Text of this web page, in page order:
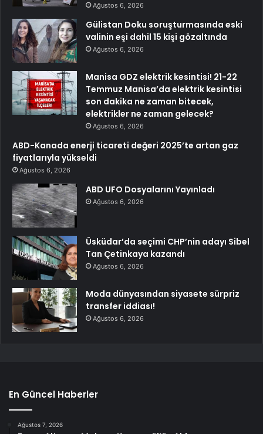
Ağustos 6, 2026
Gülistan Doku soruşturmasında eski
valinin eşi dahil 15 kişi gözaltında
Ağustos 6, 2026
Manisa GDZ elektrik kesintisi! 21-22
Temmuz Manisa’da elektrik kesintisi
son dakika ne zaman bitecek,
elektrikler ne zaman gelecek?
Ağustos 6, 2026
ABD-Kanada enerji ticareti değeri 2025’te artan gaz
fiyatlarıyla yükseldi
Ağustos 6, 2026
ABD UFO Dosyalarını Yayınladı
Ağustos 6, 2026
Üsküdar’da seçimi CHP’nin adayı Sibel
Tan Çetinkaya kazandı
Ağustos 6, 2026
Moda dünyasından siyasete sürpriz
transfer iddiası!
Ağustos 6, 2026
En Güncel Haberler
Ağustos 7, 2026